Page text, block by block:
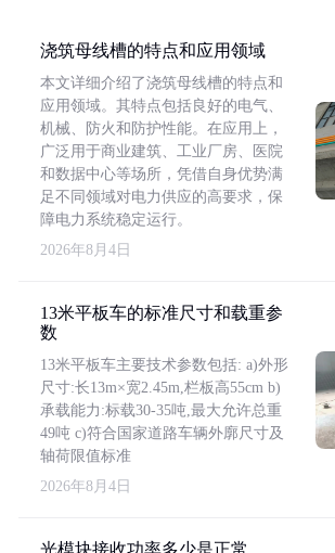
浇筑母线槽的特点和应用领域
本文详细介绍了浇筑母线槽的特点和
应用领域。其特点包括良好的电气、
机械、防火和防护性能。在应用上，
广泛用于商业建筑、工业厂房、医院
和数据中心等场所，凭借自身优势满
足不同领域对电力供应的高要求，保
障电力系统稳定运行。
2026年8月4日
13米平板车的标准尺寸和载重参
数
13米平板车主要技术参数包括: a)外形
尺寸:长13m×宽2.45m,栏板高55cm b)
承载能力:标载30-35吨,最大允许总重
49吨 c)符合国家道路车辆外廓尺寸及
轴荷限值标准
2026年8月4日
光模块接收功率多少是正常